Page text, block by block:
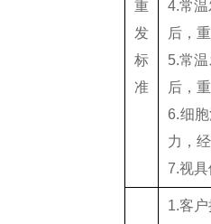
重
发
标
准
4.常
后，
5.常
后，
6.细
力，
7.视
1.客